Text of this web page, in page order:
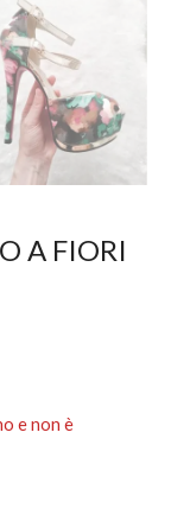
A FIORI
e non è